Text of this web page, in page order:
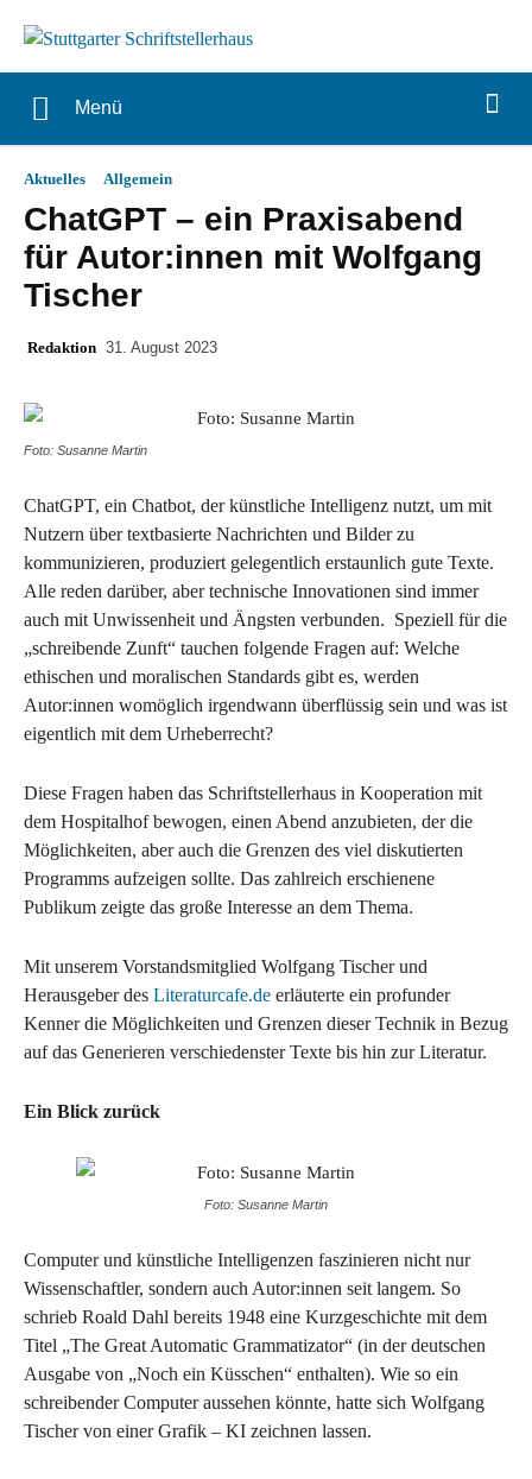
Menü
Aktuelles Allgemein
ChatGPT – ein Praxisabend
für Autor:innen mit Wolfgang
Tischer
Redaktion 31. August 2023
Foto: Susanne Martin
ChatGPT, ein Chatbot, der künstliche Intelligenz nutzt, um mit
Nutzern über textbasierte Nachrichten und Bilder zu
kommunizieren, produziert gelegentlich erstaunlich gute Texte.
Alle reden darüber, aber technische Innovationen sind immer
auch mit Unwissenheit und Ängsten verbunden. Speziell für die
„schreibende Zunft“ tauchen folgende Fragen auf: Welche
ethischen und moralischen Standards gibt es, werden
Autor:innen womöglich irgendwann überflüssig sein und was ist
eigentlich mit dem Urheberrecht?
Diese Fragen haben das Schriftstellerhaus in Kooperation mit
dem Hospitalhof bewogen, einen Abend anzubieten, der die
Möglichkeiten, aber auch die Grenzen des viel diskutierten
Programms aufzeigen sollte. Das zahlreich erschienene
Publikum zeigte das große Interesse an dem Thema.
Mit unserem Vorstandsmitglied Wolfgang Tischer und
Herausgeber des Literaturcafe.de erläuterte ein profunder
Kenner die Möglichkeiten und Grenzen dieser Technik in Bezug
auf das Generieren verschiedenster Texte bis hin zur Literatur.
Ein Blick zurück
Foto: Susanne Martin
Computer und künstliche Intelligenzen faszinieren nicht nur
Wissenschaftler, sondern auch Autor:innen seit langem. So
schrieb Roald Dahl bereits 1948 eine Kurzgeschichte mit dem
Titel „The Great Automatic Grammatizator“ (in der deutschen
Ausgabe von „Noch ein Küsschen“ enthalten). Wie so ein
schreibender Computer aussehen könnte, hatte sich Wolfgang
Tischer von einer Grafik – KI zeichnen lassen.